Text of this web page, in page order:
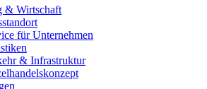
& Wirtschaft
für Unternehmen
& Infrastruktur